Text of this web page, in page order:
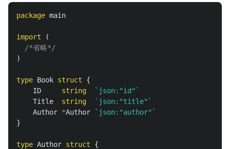
package main
import
(
/*省略*/
)
type Book struct
{
ID
string
`json:"id"`
Title
string
`json:"title"`
Author *Author
`json:"author"`
}
type Author struct
{